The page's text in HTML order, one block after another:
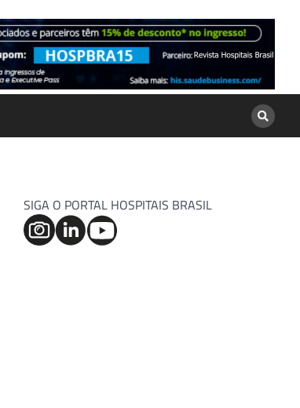
SIGA O PORTAL HOSPITAIS BRASIL